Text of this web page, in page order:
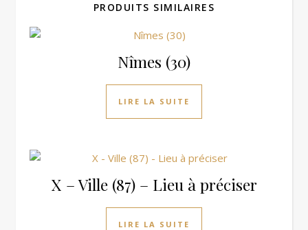
PRODUITS SIMILAIRES
Nîmes (30)
LIRE LA SUITE
X – Ville (87) – Lieu à préciser
LIRE LA SUITE